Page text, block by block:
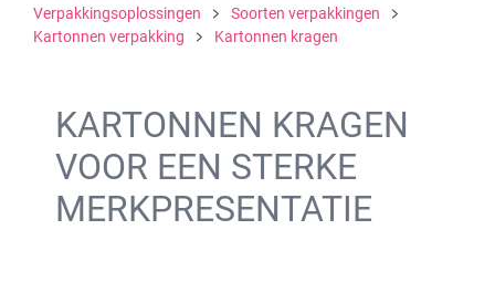
Verpakkingsoplossingen
Soorten verpakkingen
Kartonnen verpakking
Kartonnen kragen
KARTONNEN KRAGEN
VOOR EEN STERKE
MERKPRESENTATIE